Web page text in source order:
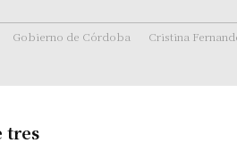
Gobierno de Córdoba Cristina
tres